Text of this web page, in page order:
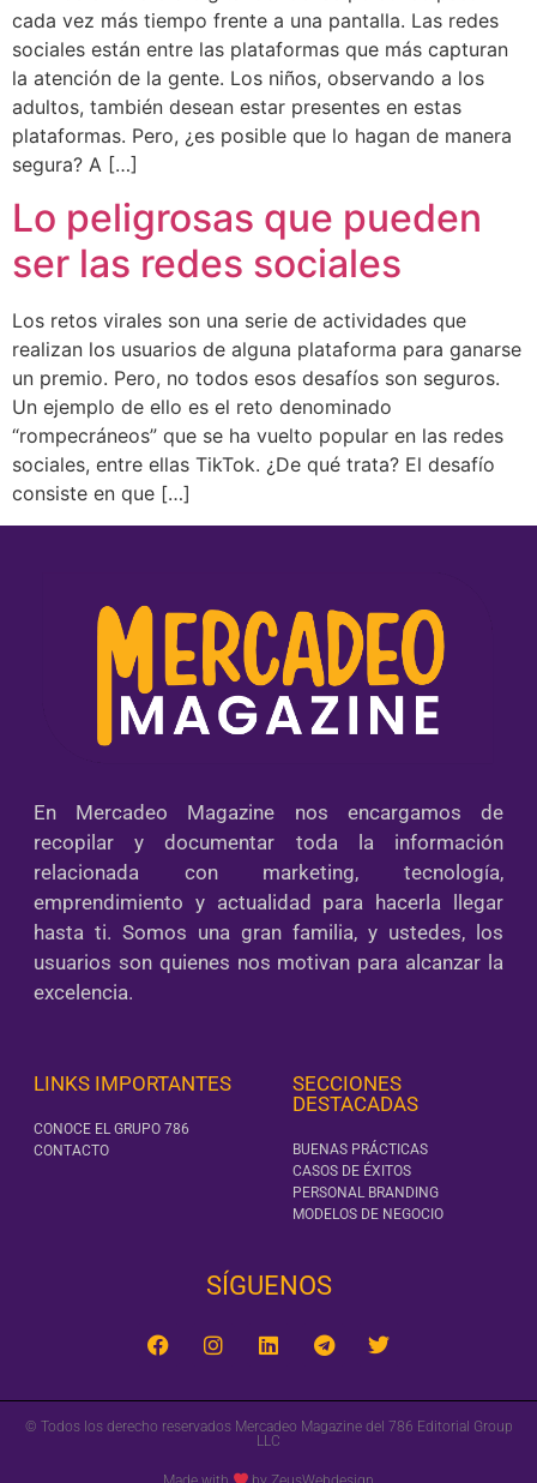
cada vez más tiempo frente a una pantalla. Las redes
sociales están entre las plataformas que más capturan
la atención de la gente. Los niños, observando a los
adultos, también desean estar presentes en estas
plataformas. Pero, ¿es posible que lo hagan de manera
segura? A […]
Lo peligrosas que pueden
ser las redes sociales
Los retos virales son una serie de actividades que
realizan los usuarios de alguna plataforma para ganarse
un premio. Pero, no todos esos desafíos son seguros.
Un ejemplo de ello es el reto denominado
“rompecráneos” que se ha vuelto popular en las redes
sociales, entre ellas TikTok. ¿De qué trata? El desafío
consiste en que […]
En Mercadeo Magazine nos encargamos de
recopilar y documentar toda la información
relacionada con marketing, tecnología,
emprendimiento y actualidad para hacerla llegar
hasta ti. Somos una gran familia, y ustedes, los
usuarios son quienes nos motivan para alcanzar la
excelencia.
LINKS IMPORTANTES
CONOCE EL GRUPO 786
CONTACTO
SECCIONES
DESTACADAS
BUENAS PRÁCTICAS
CASOS DE ÉXITOS
PERSONAL BRANDING
MODELOS DE NEGOCIO
SÍGUENOS‎
© Todos los derecho reservados Mercadeo Magazine del 786 Editorial Group
LLC